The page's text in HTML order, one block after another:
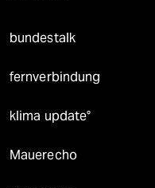
bundestalk
fernverbindung
klima update°
Mauerecho